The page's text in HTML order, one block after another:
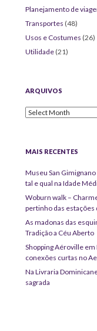
Planejamento de
Transportes (48)
Usos e Costumes (26)
Utilidade (21)
ARQUIVOS
Arquivos
MAIS RECENTES
Museu San
tal e qual na Idade
Woburn walk –
pertinho das estações
As madonas das
Tradição a Céu Aberto
Shopping Aéroville
conexões curtas no
Na Livraria
sagrada